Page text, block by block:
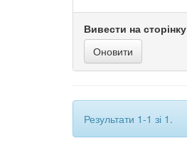
Вивести на сторінку
Результати 1-1 зі 1.